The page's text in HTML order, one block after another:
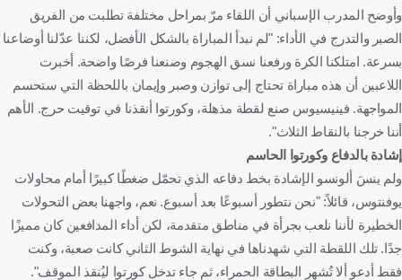
وأوضح المدرب الإسباني أن اللقاء مرّ بمراحل مختلفة تطلبت من الفريق
الصبر والتدرج في الأداء: "لم نبدأ المباراة بالشكل الأفضل، لكننا عدّلنا أوضاعنا
بسرعة. امتلكنا الكرة ورفعنا نسق الهجوم وصنعنا فرصًا واضحة. أخبرت
اللاعبين أن هذه مباراة تحتاج إلى توازن وصبر وإيمان باللحظة التي ستحسم
المواجهة. فينيسيوس صنع لقطة مذهلة، وكورتوا أنقذنا في توقيت حرج. الأهم
أننا خرجنا بالنقاط الثلاث".
إشادة بالدفاع وكورتوا الحاسم
ولم ينسَ ألونسو الإشادة بخط دفاعه الذي تحمّل ضغطًا كبيرًا أمام محاولات
يوفنتوس، قائلاً: "نحن نتطور أسبوعًا بعد أسبوع. نعم، واجهنا بعض التحولات
الخطيرة لأننا نلعب بجرأة في مناطق متقدمة، لكن أداء المدافعين كان مميزًا
جدًا. تلك اللقطة التي شهدناها في نهاية الشوط الثاني كانت صعبة، وكنت
فقط أدعو ألا تُشهر البطاقة الحمراء، ثم جاء تدخل كورتوا ليُنقذ الموقف".